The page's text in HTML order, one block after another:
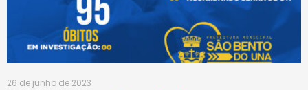
26 de junho de 2023